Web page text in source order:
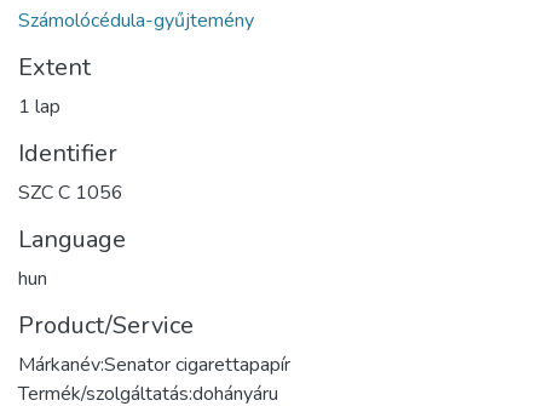
Számolócédula-gyűjtemény
Extent
1 lap
Identifier
SZC C 1056
Language
hun
Product/Service
Márkanév:Senator cigarettapapír
Termék/szolgáltatás:dohányáru